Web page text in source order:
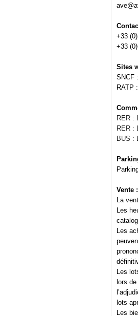
+33
+33
Sites
SNCF :
RATP :
RER :
RER :
BUS :
Vente :
La
Les
Les
Les
lors
lots
Les